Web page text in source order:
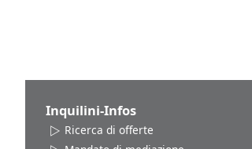
Inquilini-Infos
Ricerca di offerte